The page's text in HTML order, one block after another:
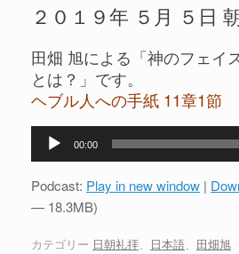
２０１９年 ５月 ５日
田畑 旭による「神のフェイ
とは？」です。
ヘブル人への手紙 11章1節
プ
ヤ
00:00
Podcast: Play in new window |
— 18.3MB)
カテゴリー 日朝礼拝、 日本語、 田畑旭